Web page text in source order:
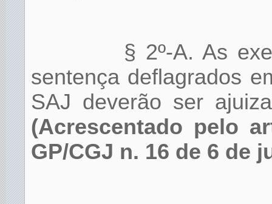
§ 2º-A. As
sentença deflagrados
SAJ deverão ser
(Acrescentado pelo
GP/CGJ n. 16 de 6 de